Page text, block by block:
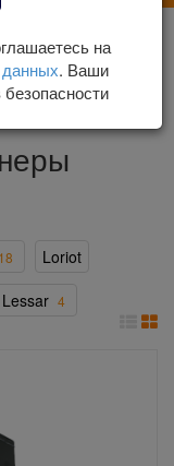
18
Loriot
Lessar 4
на
. Ваши